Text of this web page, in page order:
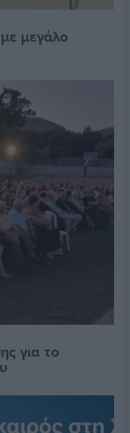
μεγάλο
για το